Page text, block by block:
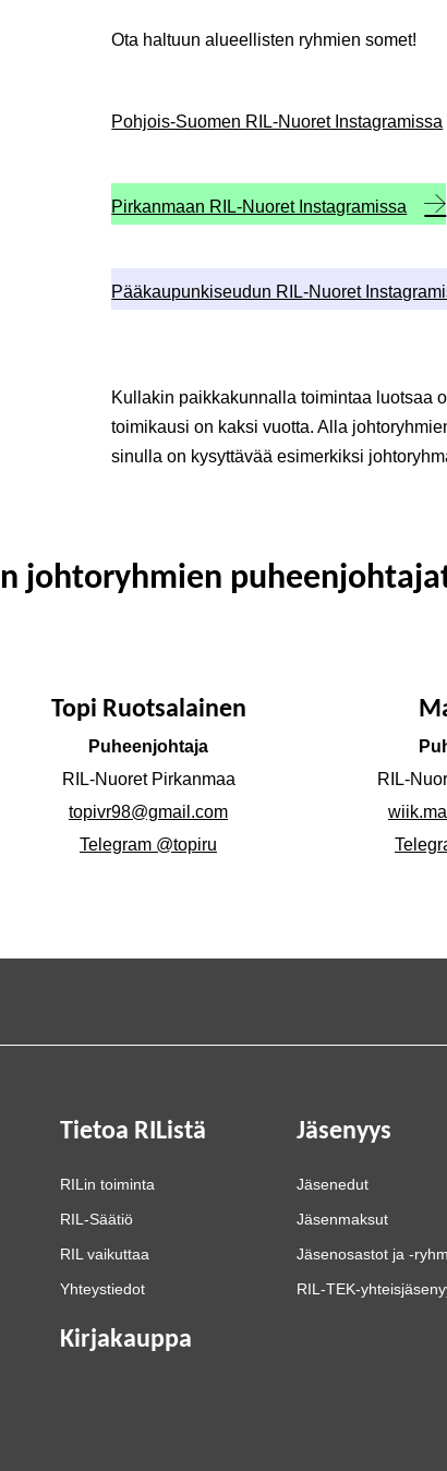
Ota haltuun alueellisten ryhmien somet!
Pohjois-Suomen RIL-Nuoret Instagramissa
Pirkanmaan RIL-Nuoret Instagramissa
Pääkaupunkiseudun RIL-Nuoret
Kullakin paikkakunnalla toimintaa luotsaa
toimikausi on kaksi vuotta. Alla
sinulla on kysyttävää esimerkiksi
johtoryhmien
Topi Ruotsalainen
Puheenjohtaja
RIL-Nuoret Pirkanmaa
topivr98@gmail.com
Telegram @topiru
RIL-
Tietoa RIListä
RILin toiminta
RIL-Säätiö
RIL vaikuttaa
Yhteystiedot
Jäsenyys
Jäsenedut
Jäsenmaksut
Jäsenosastot ja -
RIL-TEK-
Kirjakauppa